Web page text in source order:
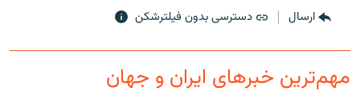
ارسال دسترسی بدون فیلترشکن
مهم‌ترین خبرهای ایران و جهان